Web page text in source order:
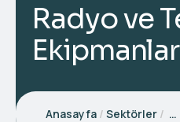
Radyo ve
Anasayfa Sektörler